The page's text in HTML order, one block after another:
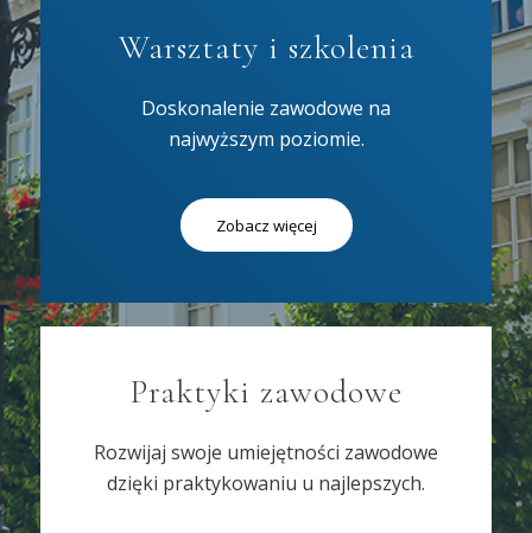
Warsztaty i szkolenia
Doskonalenie zawodowe na
najwyższym poziomie.
Zobacz więcej
Praktyki zawodowe
Rozwijaj swoje umiejętności zawodowe
dzięki praktykowaniu u najlepszych.